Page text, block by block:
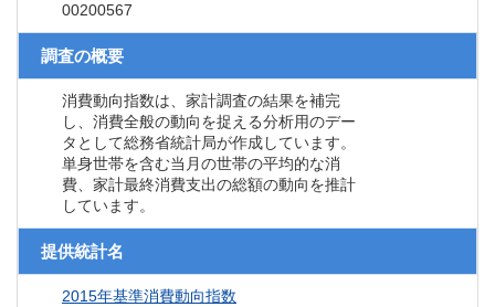
00200567
調査の概要
消費動向指数は、家計調査の結果を補完
し、消費全般の動向を捉える分析用のデー
タとして総務省統計局が作成しています。
単身世帯を含む当月の世帯の平均的な消
費、家計最終消費支出の総額の動向を推計
しています。
提供統計名
2015年基準消費動向指数